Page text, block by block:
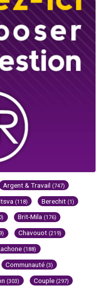
Argent & Travail (747)
(118) Berechit (1)
Brit-Mila (176)
Chavouot (219)
(188)
Communauté (3)
(303) Couple (297)